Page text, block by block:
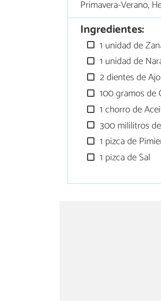
Primavera-Verano,
Ingredientes:
1 unidad de
1 unidad de
2 dientes de Ajo
100 gramos de
1 chorro de
300 mililitros
1 pizca de
1 pizca de Sal